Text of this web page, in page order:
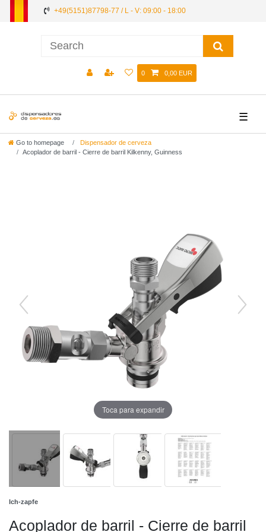
+49(5151)87798-77 / L - V: 09:00 - 18:00
0 0,00 EUR
☰
Go to homepage
Dispensador de cerveza
Acoplador de barril - Cierre de barril Kilkenny, Guinness
Toca para expandir
Ich-zapfe
Acoplador de barril - Cierre de barril